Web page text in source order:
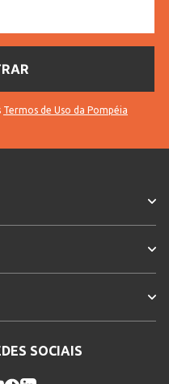
Termos de Uso da Pompéia
SOCIAIS